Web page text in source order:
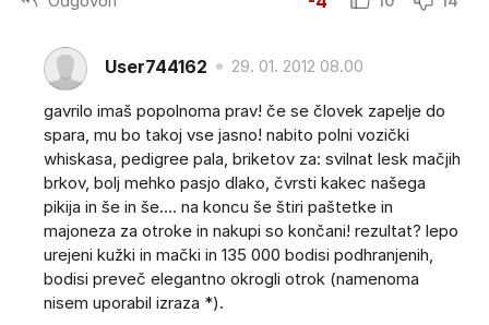
User744162 29. 01. 2012 08.00
gavrilo imaš popolnoma prav! če se človek zapelje do
spara, mu bo takoj vse jasno! nabito polni vozički
whiskasa, pedigree pala, briketov za: svilnat lesk mačjih
brkov, bolj mehko pasjo dlako, čvrsti kakec našega
pikija in še in še.... na koncu še štiri paštetke in
majoneza za otroke in nakupi so končani! rezultat? lepo
urejeni kužki in mački in 135 000 bodisi podhranjenih,
bodisi preveč elegantno okrogli otrok (namenoma
nisem uporabil izraza *).